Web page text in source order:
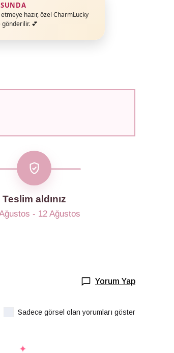
hazır, özel CharmLucky
💕
Teslim aldınız
- 12 Ağustos
Yorum Yap
Sadece görsel olan yorumları göster